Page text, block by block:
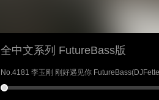
全中文系列 FutureBass版
No.4181 李玉刚 刚好遇见你